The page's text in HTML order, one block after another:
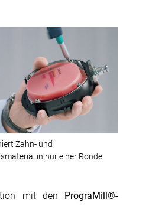
Zahn- und
in nur einer Ronde.
mit den PrograMill®-